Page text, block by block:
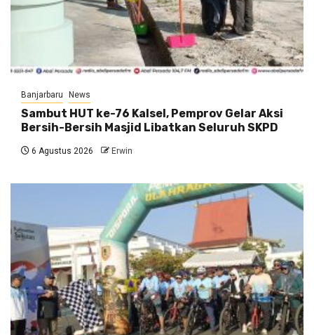
Banjarbaru News
Sambut HUT ke-76 Kalsel, Pemprov Gelar Aksi
Bersih-Bersih Masjid Libatkan Seluruh SKPD
6 Agustus 2026 Erwin